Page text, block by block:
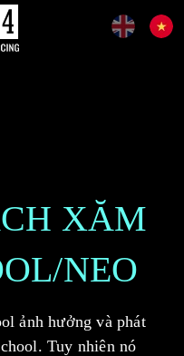
XĂM
NEO
ảnh hưởng và phát
Tuy nhiên nó